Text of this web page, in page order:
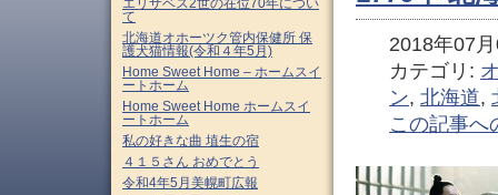
2018年07
カテゴリ:
ン, 北海道,
この記事へ
エリザベス2世の在位70年につい
て
北海道オホーツク管内保健所 保
護犬猫情報(令和４年5月)
Home Sweet Home – ホームスイ
ートホーム
Home Sweet Home ホームスイ
ートホーム
私の好きな曲 埴生の宿
４１５さん おめでとう
令和4年5月美幌町広報